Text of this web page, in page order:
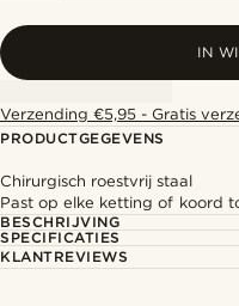
IN
Verzending €5,95 - Gratis
PRODUCTGEGEVENS
Chirurgisch roestvrij staal
Past op elke ketting of koord
BESCHRIJVING
SPECIFICATIES
KLANTREVIEWS